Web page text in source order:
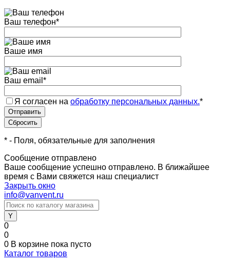
Ваш телефон*
Ваше имя
Ваш email *
Я согласен на обработку персональных данных.*
* - Поля, обязательные для заполнения
Сообщение отправлено
Ваше сообщение успешно отправлено. В ближайшее
время с Вами свяжется наш специалист
Закрыть окно
info@vanvent.ru
0
0
0 В корзине пока пусто
Каталог товаров